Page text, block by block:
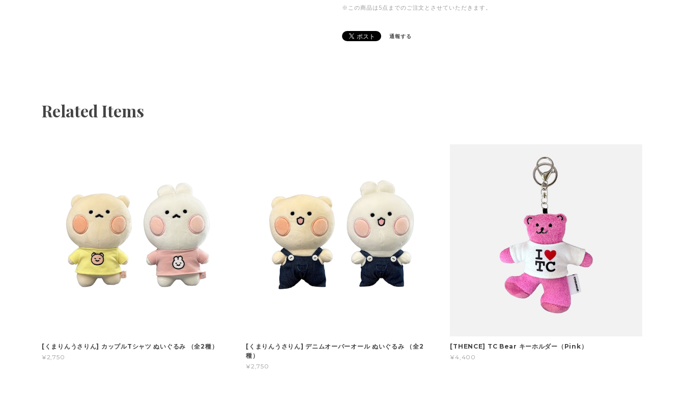
※この商品は5点までのご注文とさせていただきます。
通報する
Related Items
[くまりんうさりん] カップルTシャツ ぬいぐるみ （全2種）
¥2,750
[くまりんうさりん] デニムオーバーオール ぬいぐるみ （全2
種）
¥2,750
[THENCE] TC Bear キーホルダー（Pink）
¥4,400